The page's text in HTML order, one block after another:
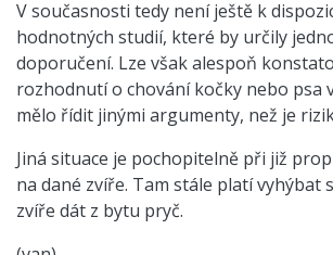
V současnosti tedy není ještě k
hodnotných studií, které by určily
doporučení. Lze však alespoň
rozhodnutí o chování kočky nebo psa
mělo řídit jinými argumenty, než je
Jiná situace je pochopitelně při již
na dané zvíře. Tam stále platí vyhýbat
zvíře dát z bytu pryč.